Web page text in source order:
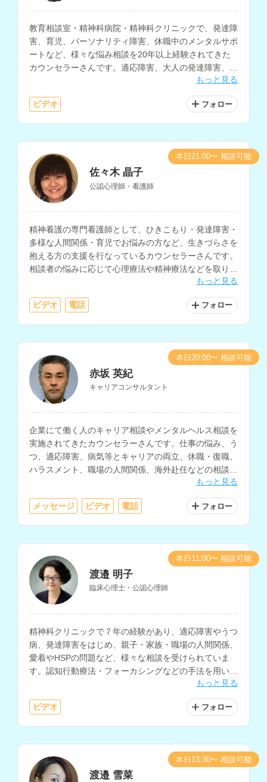
教育相談室・精神科病院・精神科クリニックで、発達障
害、育児、パーソナリティ障害、休職中のメンタルサポ
ートなど、様々な悩み相談を20年以上経験されてきた
カウンセラーさんです。適応障害、大人の発達障害、愛
着障害、子どもの問題行動、不登校の相談も得意とされ
もっと見る
ビデオ フォロー
佐々木 晶子
公認心理師・看護師
精神看護の専門看護師として、ひきこもり・発達障害・
多様な人間関係・育児でお悩みの方など、生きづらさを
抱える方の支援を行なっているカウンセラーさんです。
相談者の悩みに応じて心理療法や精神療法などを取り入
れ、相談に乗っていただけます。看護師や医療従事者へ
もっと見る
ビデオ 電話 フォロー
本日21:00〜 相談可能
赤坂 英紀
キャリアコンサルタント
企業にて働く人のキャリア相談やメンタルヘルス相談を
実施されてきたカウンセラーさんです。仕事の悩み、う
つ、適応障害、病気等とキャリアの両立、休職・復職、
ハラスメント、職場の人間関係、海外赴任などの相談に
もっと見る
メッセージ ビデオ 電話 フォロー
本日20:00〜 相談可能
渡邉 明子
臨床心理士・公認心理師
精神科クリニックで７年の経験があり、適応障害やうつ
病、発達障害をはじめ、親子・家族・職場の人間関係、
愛着やHSPの問題など、様々な相談を受けられていま
す。認知行動療法・フォーカシングなどの手法を用いて
自己理解を深めるサポートも行っておられます。もっと見る
ビデオ フォロー
本日11:00〜 相談可能
渡邉 雪菜
本日13:30〜 相談可能